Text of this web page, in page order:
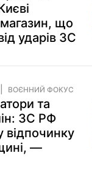
що
ударів ЗС
ВОЄННИЙ ФОКУС
та
ЗС РФ
відпочинку
—